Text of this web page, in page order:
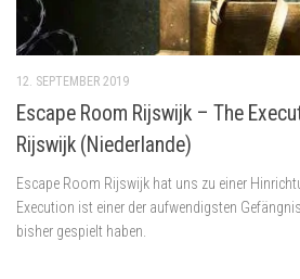
12. SEPTEMBER 2019
Escape Room Rijswijk – The
Rijswijk (Niederlande)
Escape Room Rijswijk hat uns zu einer
Execution ist einer der aufwendigsten
bisher gespielt haben.